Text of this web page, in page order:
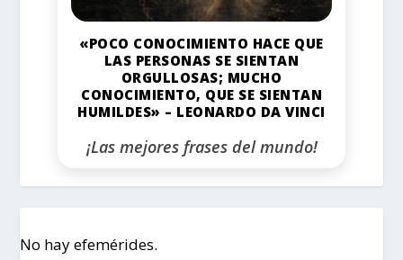
«POCO CONOCIMIENTO HACE QUE
LAS PERSONAS SE SIENTAN
ORGULLOSAS; MUCHO
CONOCIMIENTO, QUE SE SIENTAN
HUMILDES» – LEONARDO DA VINCI
¡Las mejores frases del mundo!
No hay efemérides.